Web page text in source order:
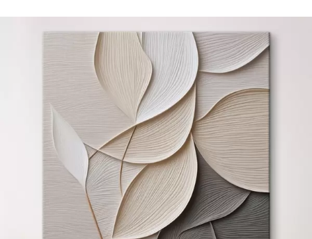
Környezetbarát anyag